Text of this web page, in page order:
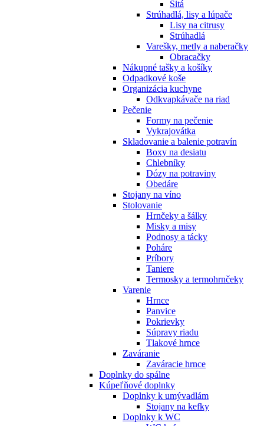
Sitá
Strúhadlá, lisy a lúpače
Lisy na citrusy
Strúhadlá
Varešky, metly a naberačky
Obracačky
Nákupné tašky a košíky
Odpadkové koše
Organizácia kuchyne
Odkvapkávače na riad
Pečenie
Formy na pečenie
Vykrajovátka
Skladovanie a balenie potravín
Boxy na desiatu
Chlebníky
Dózy na potraviny
Obedáre
Stojany na víno
Stolovanie
Hrnčeky a šálky
Misky a misy
Podnosy a tácky
Poháre
Príbory
Taniere
Termosky a termohrnčeky
Varenie
Hrnce
Panvice
Pokrievky
Súpravy riadu
Tlakové hrnce
Zaváranie
Zaváracie hrnce
Doplnky do spálne
Kúpeľňové doplnky
Doplnky k umývadlám
Stojany na kefky
Doplnky k WC